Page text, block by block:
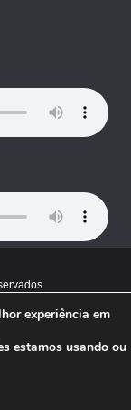
experiência em
estamos usando ou
Cookie Banner